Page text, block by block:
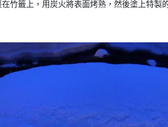
竹籤上，用炭火將表面烤熟，然後塗上特製